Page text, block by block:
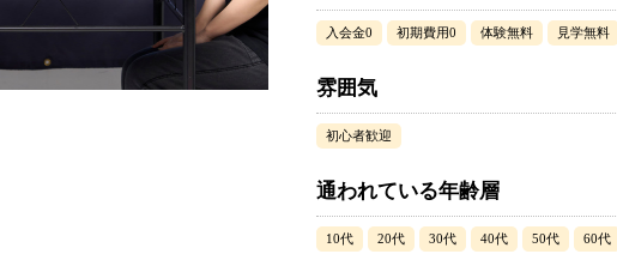
入会金0 初期費用0 体験無料 見学無料
雰囲気
初心者歓迎
通われている年齢層
10代 20代 30代 40代 50代 60代